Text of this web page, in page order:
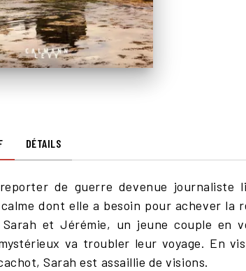
DÉTAILS
de guerre devenue journaliste
dont elle a besoin pour achever la
et Jérémie, un jeune couple en
va troubler leur voyage. En
Sarah est assaillie de visions.